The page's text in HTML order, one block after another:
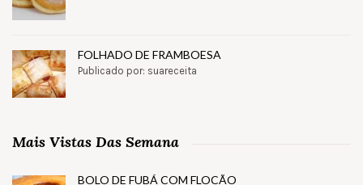
FOLHADO DE FRAMBOESA
Publicado por: suareceita
Mais Vistas Das Semana
BOLO DE FUBÁ COM FLOCÃO